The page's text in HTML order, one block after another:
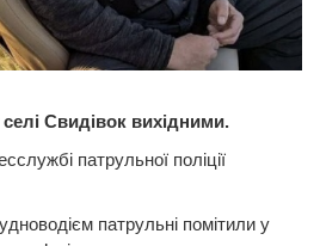
Свидівок вихідними.
патрульної поліції
патрульні помітили у